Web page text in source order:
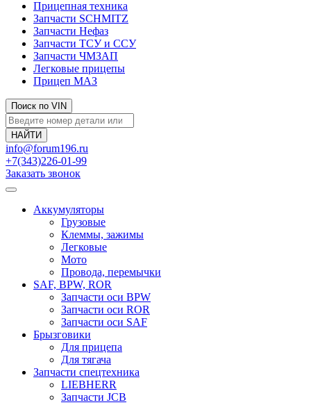
Прицепная техника
Запчасти SCHMITZ
Запчасти Нефаз
Запчасти ТСУ и ССУ
Запчасти ЧМЗАП
Легковые прицепы
Прицеп МАЗ
Поиск по VIN
info@forum196.ru
+7(343)226-01-99
Заказать звонок
Аккумуляторы
Грузовые
Клеммы, зажимы
Легковые
Мото
Провода, перемычки
SAF, BPW, ROR
Запчасти оси BPW
Запчасти оси ROR
Запчасти оси SAF
Брызговики
Для прицепа
Для тягача
Запчасти спецтехника
LIEBHERR
Запчасти JCB